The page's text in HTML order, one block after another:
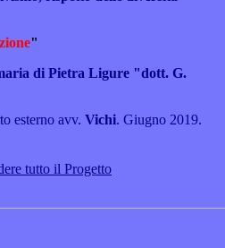
"
di Pietra Ligure "dott. G.
esterno avv. Vichi. Giugno 2019.
tutto il Progetto